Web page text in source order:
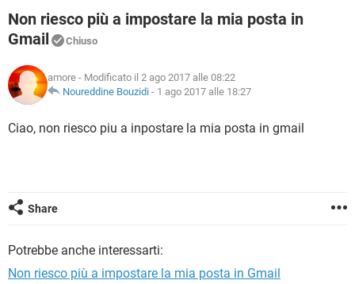
INSTAGRAM WHATSAPP
TIKTOK
HARDWARE
iOS
TIKTOK FACEBOOK
COVID-19 GAMING
INTRATTENIMENTO
iOS WINDOWS 10
INSTAGRAM
TIKTOK FACEBOOK
FORUM
INTRATTENIMENTO ANDROID
GLOSSARIO
COVID-19
INTRATTENIMENTO ANDROID
TIKTOK
Non riesco più a impostare la mia posta in
Gmail
Chiuso
amore - Modificato il 2 ago 2017 alle 08:22
Noureddine Bouzidi - 1 ago 2017 alle 18:27
Ciao, non riesco piu a inpostare la mia posta in gmail
Share
Potrebbe anche interessarti:
Non riesco più a impostare la mia posta in Gmail